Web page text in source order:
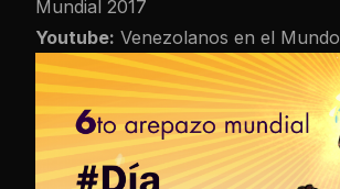
Mundial 2017
Youtube: Venezolanos en el Mundo